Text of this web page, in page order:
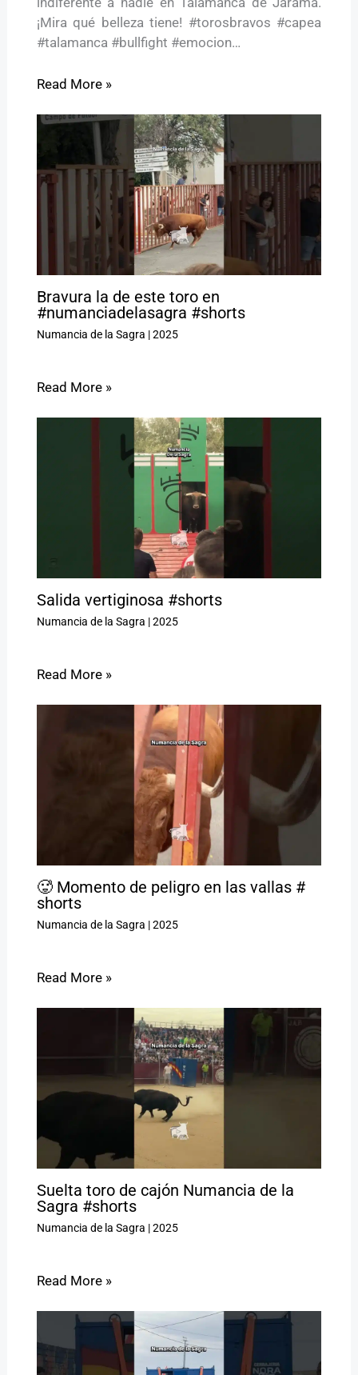
¡Mira qué belleza tiene! #torosbravos #capea
#talamanca #bullfight #emocion…
Read More »
Bravura la de este toro en
#numanciadelasagra #shorts
Numancia de la Sagra |2025
Read More »
Salida vertiginosa #shorts
Numancia de la Sagra |2025
Read More »
🥵 Momento de peligro en las vallas #
shorts
Numancia de la Sagra |2025
Read More »
Suelta toro de cajón Numancia de la
Sagra #shorts
Numancia de la Sagra |2025
Read More »